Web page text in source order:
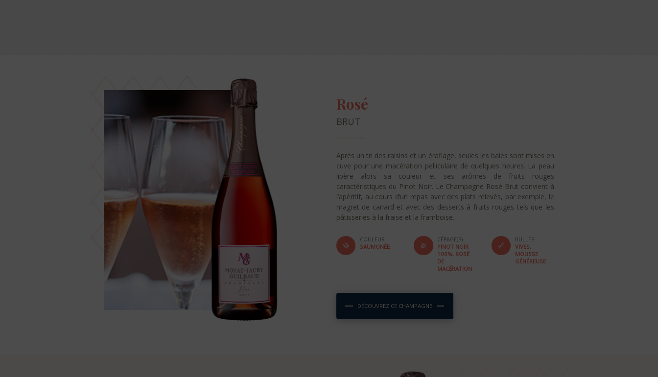
Rosé
BRUT
Après un tri des raisins et un éraflage, seules les baies sont mises en
cuve pour une macération pelliculaire de quelques heures. La peau
libère alors sa couleur et ses arômes de fruits rouges
caractéristiques du Pinot Noir. Le Champagne Rosé Brut convient à
l’apéritif, au cours d’un repas avec des plats relevés, par exemple, le
magret de canard et avec des desserts à fruits rouges tels que les
pâtisseries à la fraise et la framboise.
COULEUR
SAUMONÉE
CÉPAGE(S)
PINOT NOIR
100%, ROSÉ
DE
MACÉRATION
BULLES
VIVES,
MOUSSE
GÉNÉREUSE
DÉCOUVREZ CE CHAMPAGNE